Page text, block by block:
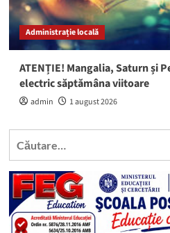
Administrație locală
ATENȚIE! Mangalia, Saturn și
electric săptămâna viitoare
admin 1 august 2026
Caută